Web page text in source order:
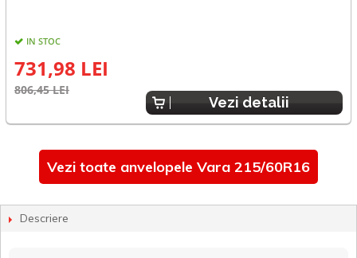
IN STOC
731,98 LEI
806,45 LEI
Vezi detalii
Vezi toate anvelopele Vara 215/60R16
Descriere